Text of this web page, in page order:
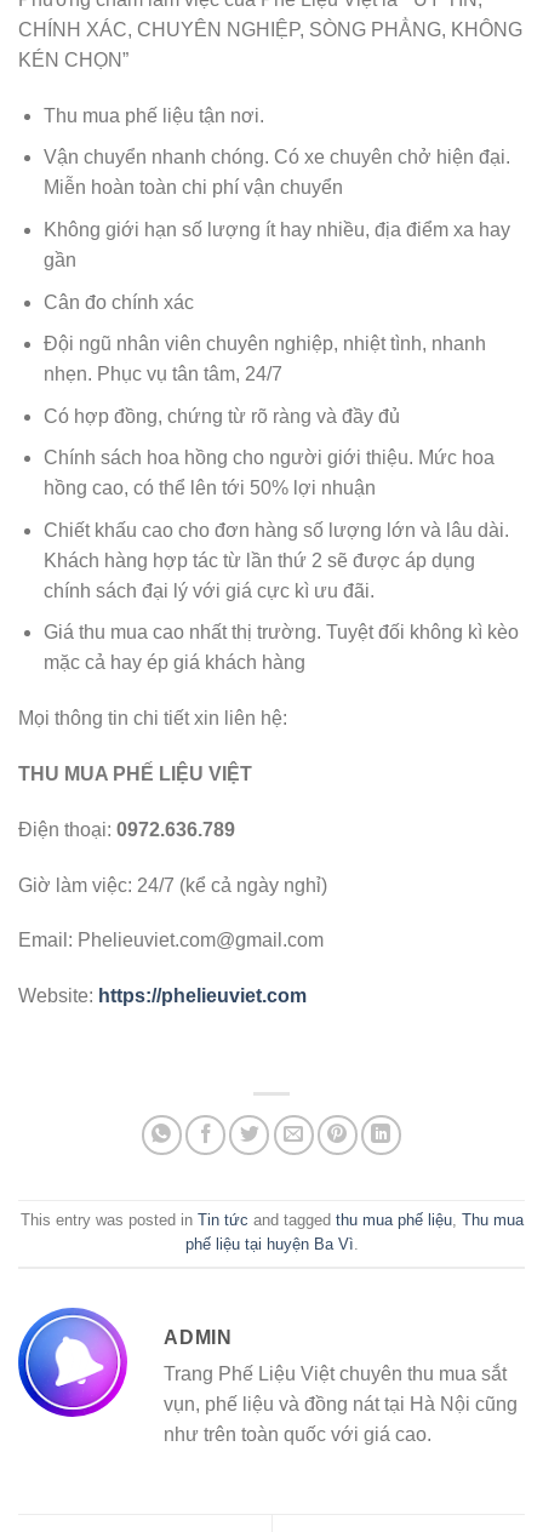
CHÍNH XÁC, CHUYÊN NGHIỆP, SÒNG PHẲNG, KHÔNG
KÉN CHỌN”
Thu mua phế liệu tận nơi.
Vận chuyển nhanh chóng. Có xe chuyên chở hiện đại.
Miễn hoàn toàn chi phí vận chuyển
Không giới hạn số lượng ít hay nhiều, địa điểm xa hay
gần
Cân đo chính xác
Đội ngũ nhân viên chuyên nghiệp, nhiệt tình, nhanh
nhẹn. Phục vụ tân tâm, 24/7
Có hợp đồng, chứng từ rõ ràng và đầy đủ
Chính sách hoa hồng cho người giới thiệu. Mức hoa
hồng cao, có thể lên tới 50% lợi nhuận
Chiết khấu cao cho đơn hàng số lượng lớn và lâu dài.
Khách hàng hợp tác từ lần thứ 2 sẽ được áp dụng
chính sách đại lý với giá cực kì ưu đãi.
Giá thu mua cao nhất thị trường. Tuyệt đối không kì kèo
mặc cả hay ép giá khách hàng
Mọi thông tin chi tiết xin liên hệ:
THU MUA PHẾ LIỆU VIỆT
Điện thoại: 0972.636.789
Giờ làm việc: 24/7 (kể cả ngày nghỉ)
Email: Phelieuviet.com@gmail.com
Website: https://phelieuviet.com
This entry was posted in Tin tức and tagged thu mua phế liệu, Thu mua
phế liệu tại huyện Ba Vì.
ADMIN
Trang Phế Liệu Việt chuyên thu mua sắt
vụn, phế liệu và đồng nát tại Hà Nội cũng
như trên toàn quốc với giá cao.